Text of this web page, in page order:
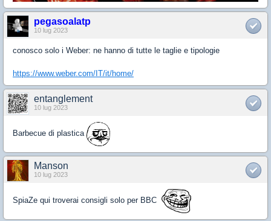
pegasoalatp
10 lug 2023
conosco solo i Weber: ne hanno di tutte le taglie e tipologie
https://www.weber.com/IT/it/home/
entanglement
10 lug 2023
Barbecue di plastica
Manson
10 lug 2023
SpiaZe qui troverai consigli solo per BBC